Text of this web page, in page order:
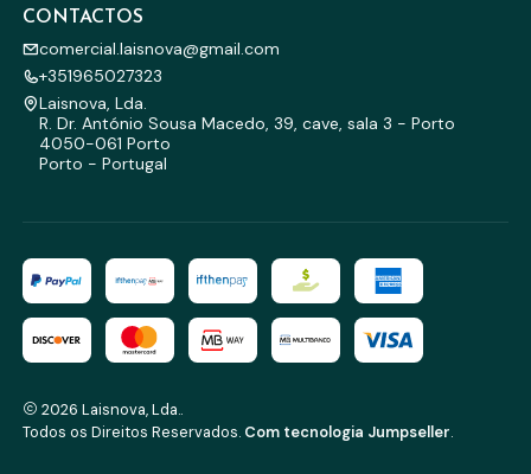
CONTACTOS
comercial.laisnova@gmail.com
+351965027323
Laisnova, Lda.
R. Dr. António Sousa Macedo, 39, cave, sala 3 - Porto
4050-061 Porto
Porto - Portugal
2026 Laisnova, Lda..
Todos os Direitos Reservados. Com tecnologia Jumpseller.